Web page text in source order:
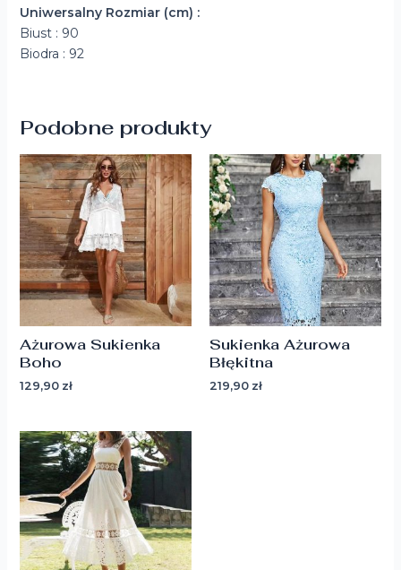
Uniwersalny Rozmiar (cm) :
Biust : 90
Biodra : 92
Podobne produkty
Ażurowa Sukienka
Boho
129,90 zł
Sukienka Ażurowa
Błękitna
219,90 zł